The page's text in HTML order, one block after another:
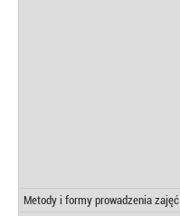
Metody i formy prowadzenia zajęć